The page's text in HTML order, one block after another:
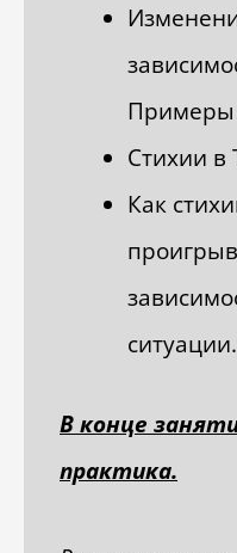
Примеры
Стихии
Как
В конце
практика.